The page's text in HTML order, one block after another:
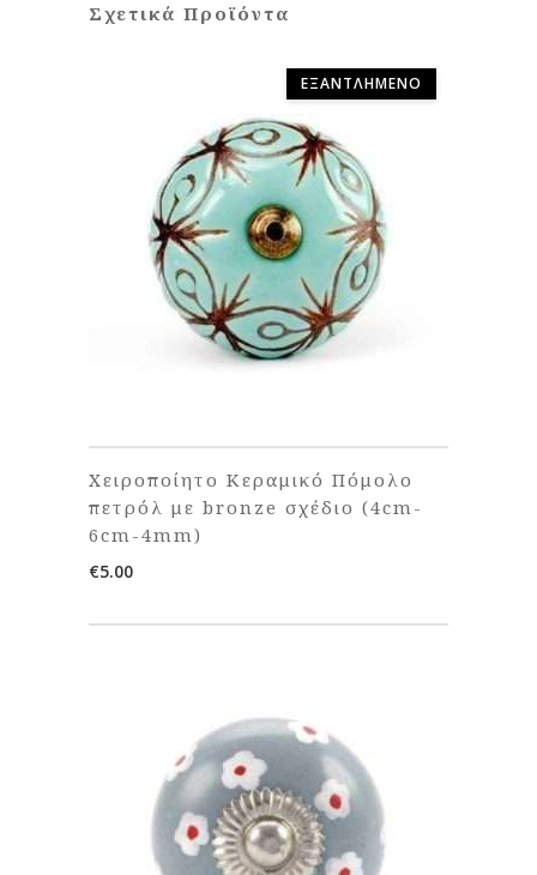
Σχετικά Προϊόντα
ΕΞΑΝΤΛΗΜΈΝΟ
Χειροποίητο Κεραμικό Πόμολο
πετρόλ με bronze σχέδιο (4cm-
6cm-4mm)
€5.00